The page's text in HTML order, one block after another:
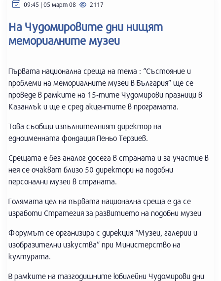
09:45 | 05 март 08 2117
На Чудомировите дни нищят
мемориалните музеи
Първата национална среща на тема : “Състояние и
проблеми на мемориалните музеи в България” ще се
проведе в рамките на 15-тите Чудомирови празници в
Казанлък и ще е сред акцентите в програмата.
Това съобщи изпълнителният директор на
едноименната фондация Пеньо Терзиев.
Срещата е без аналог досега в страната и за участие в
нея се очакват близо 50 директори на подобни
персонални музеи в страната.
Голямата цел на първата национална среща е да се
изработи Стратегия за развитието на подобни музеи
Форумът се организира с дирекция “Музеи, галерии и
изобразителни изкуства” при Министерство на
културата.
В рамките на тазгодишните юбилейни Чудомирови дни